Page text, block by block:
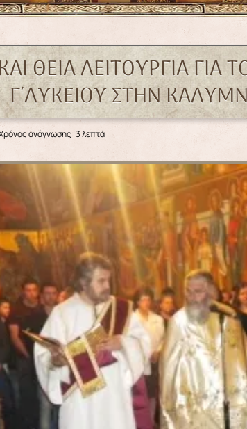
ΘΕΙΑ ΛΕΙΤΟΥΡΓΙΑ ΓΙΑ
Γ΄ΛΥΚΕΙΟΥ ΣΤΗΝ
ανάγνωσης: 3 λεπτά